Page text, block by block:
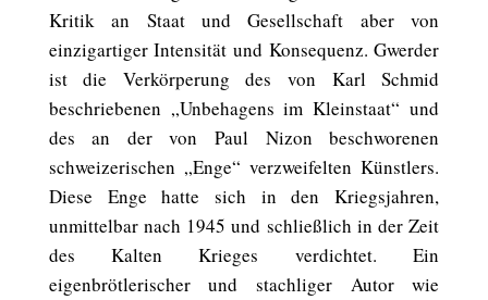
Kritik an Staat und Gesellschaft aber von
einzigartiger Intensität und Konsequenz. Gwerder
ist die Verkörperung des von Karl Schmid
beschriebenen „Unbehagens im Kleinstaat“ und
des an der von Paul Nizon beschworenen
schweizerischen „Enge“ verzweifelten Künstlers.
Diese Enge hatte sich in den Kriegsjahren,
unmittelbar nach 1945 und schließlich in der Zeit
des Kalten Krieges verdichtet. Ein
eigenbrötlerischer und stachliger Autor wie